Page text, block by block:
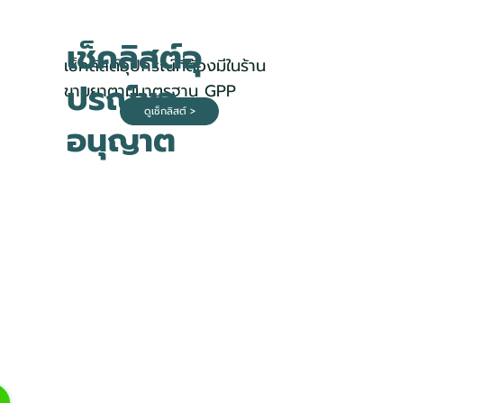
เช็คลิสต์อุปกรณ์ที่ต้องมีในร้าน
ขายยาตามมาตรฐาน GPP
เช็คลิสต์อุ
ปรณ์ขอ
อนุญาต
ดูเช็กลิสต์ >